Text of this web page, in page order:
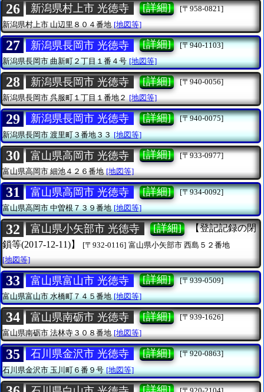
26 新潟県村上市 光徳寺 [詳細]
[〒958-0821]
新潟県村上市 山辺里８０４番地 [地図等]
27 新潟県長岡市 光徳寺 [詳細]
[〒940-1103]
新潟県長岡市曲新町２丁目１番４号 [地図等]
28 新潟県長岡市 光徳寺 [詳細]
[〒940-0056]
新潟県長岡市呉服町１丁目１番地２ [地図等]
29 新潟県長岡市 光徳寺 [詳細]
[〒940-0075]
新潟県長岡市渡里町３番地３３ [地図等]
30 富山県高岡市 光徳寺 [詳細]
[〒933-0977]
富山県高岡市細池４２６番地 [地図等]
31 富山県高岡市 光徳寺 [詳細]
[〒934-0092]
富山県高岡市中曽根７３９番地 [地図等]
32 富山県小矢部市 光徳寺 [詳細]
【登記記録の閉
鎖等(2017-12-11)】
[〒932-0116] 富山県小矢部市 西島５２番地
[地図等]
33 富山県富山市 光徳寺 [詳細]
[〒939-0509]
富山県富山市水橋町７４５番地 [地図等]
34 富山県南砺市 光徳寺 [詳細]
[〒939-1626]
富山県南砺市法林寺３０８番地 [地図等]
35 石川県金沢市 光徳寺 [詳細]
[〒920-0863]
石川県金沢市玉川町６番９号 [地図等]